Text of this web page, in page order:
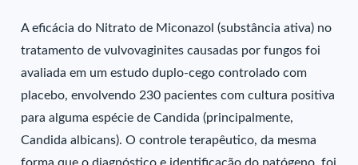
A eficácia do Nitrato de Miconazol (substância ativa) no
tratamento de vulvovaginites causadas por fungos foi
avaliada em um estudo duplo-cego controlado com
placebo, envolvendo 230 pacientes com cultura positiva
para alguma espécie de Candida (principalmente,
Candida albicans). O controle terapêutico, da mesma